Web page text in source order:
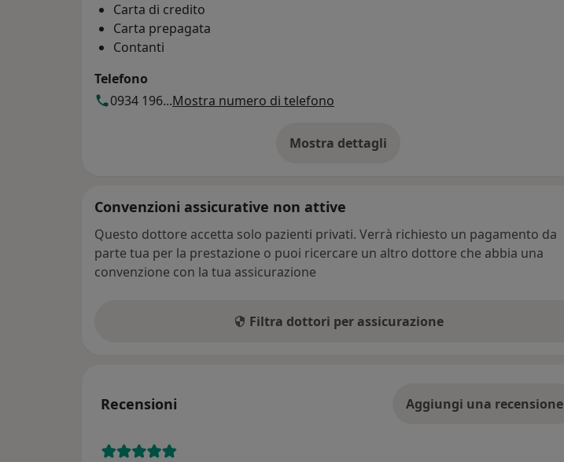
Carta di credito
Carta prepagata
Contanti
Telefono
0934 196...Mostra numero di telefono
Mostra dettagli
sull'indirizzo
Convenzioni assicurative non attive
Questo dottore accetta solo pazienti privati. Verrà richiesto un pagamento da
parte tua per la prestazione o puoi ricercare un altro dottore che abbia una
convenzione con la tua assicurazione
Filtra dottori per assicurazione
Recensioni Aggiungi una recensione